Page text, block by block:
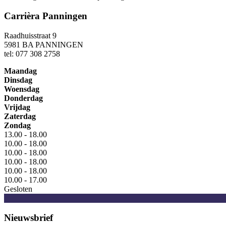
Carrièra Panningen
Raadhuisstraat 9
5981 BA PANNINGEN
tel: 077 308 2758
Maandag
Dinsdag
Woensdag
Donderdag
Vrijdag
Zaterdag
Zondag
13.00 - 18.00
10.00 - 18.00
10.00 - 18.00
10.00 - 18.00
10.00 - 18.00
10.00 - 17.00
Gesloten
Nieuwsbrief